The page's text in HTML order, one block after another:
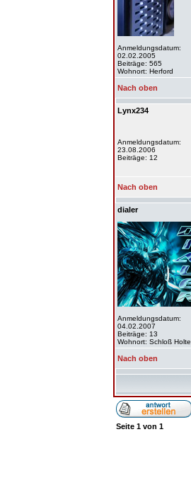
Anmeldungsdatum:
02.02.2005
Beiträge: 565
Wohnort: Herford
Nach oben
Lynx234
Anmeldungsdatum:
23.08.2006
Beiträge: 12
Nach oben
dialer
Anmeldungsdatum:
04.02.2007
Beiträge: 13
Wohnort: Schloß Holte
Nach oben
Seite 1 von 1